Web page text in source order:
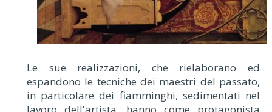
Le sue realizzazioni, che rielaborano ed
espandono le tecniche dei maestri del passato,
in particolare dei fiamminghi, sedimentati nel
lavoro dell'artista, hanno come protagonista